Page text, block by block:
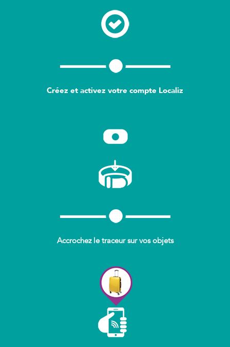
Créez et activez votre compte Localiz
Accrochez le traceur sur vos objets